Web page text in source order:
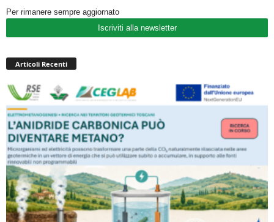
Per rimanere sempre aggiornato
Iscriviti alla newsletter
Articoli Recenti